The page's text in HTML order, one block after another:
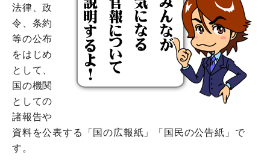
法律、政
令、条約
等の公布
をはじめ
として、
国の機関
としての
諸報告や
資料を公表する「国の広報紙」「国民の公告紙」で
す。